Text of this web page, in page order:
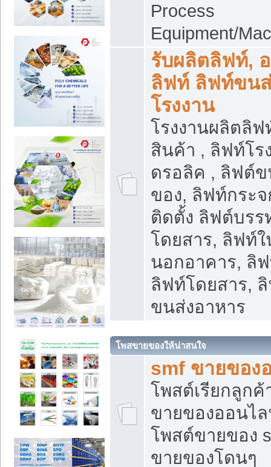
Process
Equipment/
รับผลิตลิฟท์,
ลิฟท์ ลิฟท์ขน
โรงงาน
โรงงานผลิตลิ
สินค้า , ลิฟท์โร
ดรอลิค , ลิฟต์
ของ, ลิฟท์กระ
ติดตั้ง ลิฟต์บร
โดยสาร, ลิฟท์
นอกอาคาร, ลิ
ลิฟท์โดยสาร,
ขนส่งอาหาร
โพสขายของให้น่าสนใจ
smf ขายของ
โพสต์เรียกลูกค้
ขายของออนไ
โพสต์ขายของ
ขายของโดนๆ